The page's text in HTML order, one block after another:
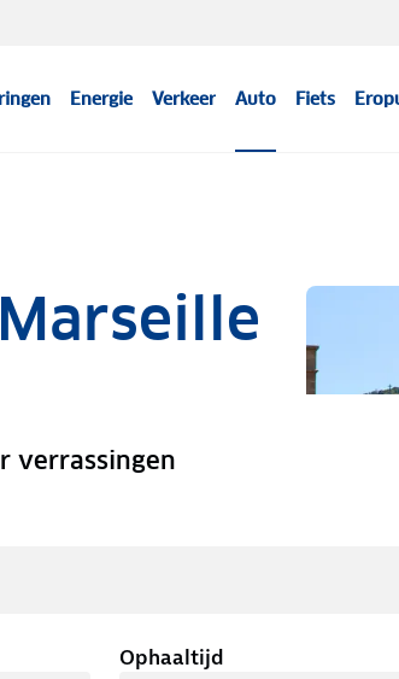
Energie Verkeer Auto Fiets
verrassingen
Ophaaltijd